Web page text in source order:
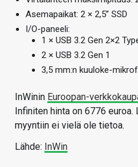
Asemapaikat: 2 × 2,5” SSD
I/O-paneeli:
1 × USB 3.2 Gen 2×2
2 × USB 3.2 Gen 1
3,5 mm:n kuuloke-
InWinin Euroopan-
Infiniten hinta on 6776
myyntiin ei vielä ole tietoa.
Lähde: InWin